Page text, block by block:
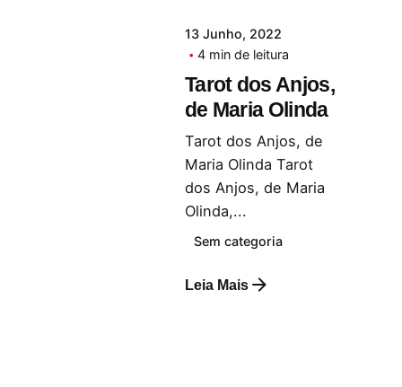
13 Junho, 2022
4 min de leitura
Tarot dos Anjos,
de Maria Olinda
Tarot dos Anjos, de
Maria Olinda Tarot
dos Anjos, de Maria
Olinda,...
Sem categoria
Leia Mais